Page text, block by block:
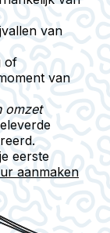
van
of
van
omzet
eerste
aanmaken